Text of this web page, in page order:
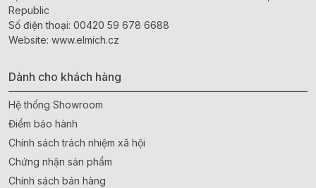
Republic
Số điện thoại: 00420 59 678 6688
Website: www.elmich.cz
Dành cho khách hàng
Hệ thống Showroom
Điểm bảo hành
Chính sách trách nhiệm xã hội
Chứng nhận sản phẩm
Chính sách bán hàng